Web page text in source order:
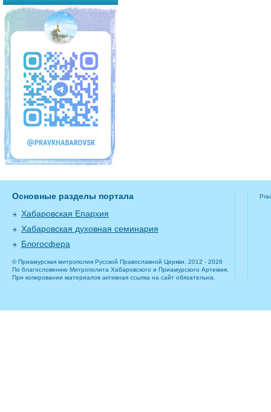
Основные разделы портала
Хабаровская Епархия
Хабаровская духовная семинария
Блогосфера
© Приамурская митрополия Русской Православной Церкви, 2012 - 2026
По благословению Митрополита Хабаровского и Приамурского Артемия.
При копировании материалов активная ссылка на сайт обязательна.